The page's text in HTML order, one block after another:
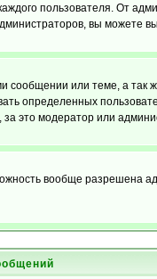
пользователя. От
вы можете
или теме, а так
определенных
это модератор или
вообще разрешена